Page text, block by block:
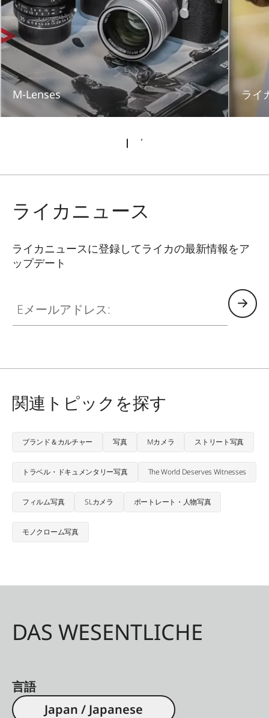
M-Lenses ライ
ライカニュース
ライカニュースに登録してライカの最新情報をア
ップデート
関連トピックを探す
ブランド＆カルチャー 写真 Mカメラ ストリート写真
トラベル・ドキュメンタリー写真 The World Deserves Witnesses
フィルム写真 SLカメラ ポートレート・人物写真
モノクローム写真
DAS WESENTLICHE
言語
Japan / Japanese